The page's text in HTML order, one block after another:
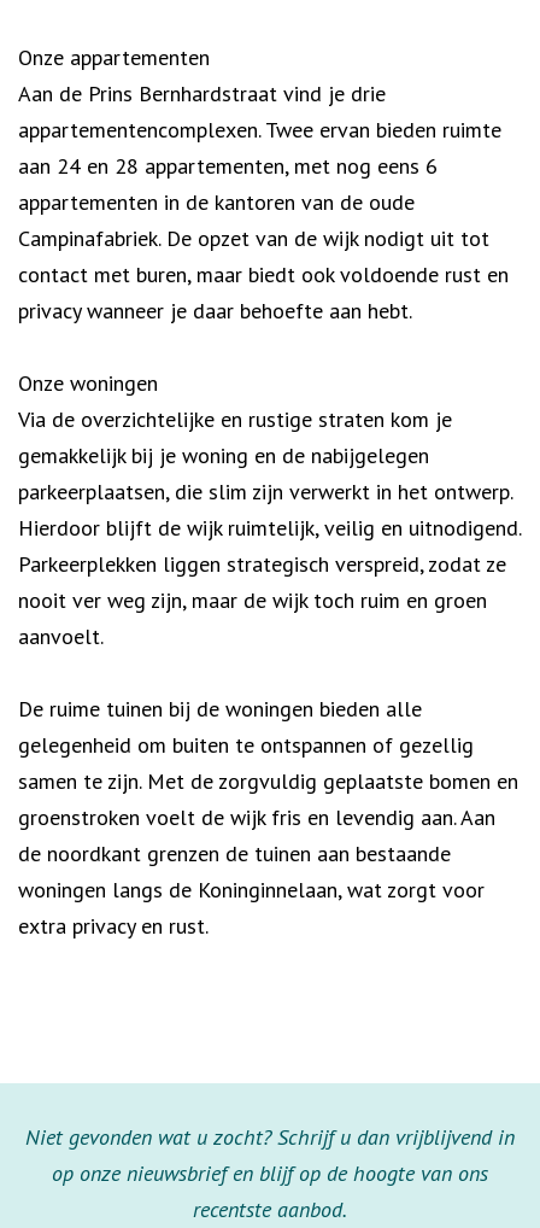
Onze appartementen
Aan de Prins Bernhardstraat vind je drie
appartementencomplexen. Twee ervan bieden ruimte
aan 24 en 28 appartementen, met nog eens 6
appartementen in de kantoren van de oude
Campinafabriek. De opzet van de wijk nodigt uit tot
contact met buren, maar biedt ook voldoende rust en
privacy wanneer je daar behoefte aan hebt.
Onze woningen
Via de overzichtelijke en rustige straten kom je
gemakkelijk bij je woning en de nabijgelegen
parkeerplaatsen, die slim zijn verwerkt in het ontwerp.
Hierdoor blijft de wijk ruimtelijk, veilig en uitnodigend.
Parkeerplekken liggen strategisch verspreid, zodat ze
nooit ver weg zijn, maar de wijk toch ruim en groen
aanvoelt.
De ruime tuinen bij de woningen bieden alle
gelegenheid om buiten te ontspannen of gezellig
samen te zijn. Met de zorgvuldig geplaatste bomen en
groenstroken voelt de wijk fris en levendig aan. Aan
de noordkant grenzen de tuinen aan bestaande
woningen langs de Koninginnelaan, wat zorgt voor
extra privacy en rust.
Niet gevonden wat u zocht? Schrijf u dan vrijblijvend in
op onze nieuwsbrief en blijf op de hoogte van ons
recentste aanbod.